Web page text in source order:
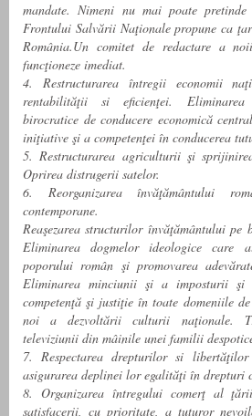
mandate. Nimeni nu mai poate
Frontului Salvării Naţionale propune ca
România.Un comitet de redactare a
funcţioneze imediat.
4. Restructurarea întregii economii
rentabilităţii si eficienţei. Eliminarea
birocratice de conducere economică
iniţiative şi a competenţei în conducerea
5. Restructurarea agriculturii şi
Oprirea distrugerii satelor.
6. Reorganizarea învăţământului
contemporane.
Reaşezarea structurilor învăţământului pe
Eliminarea dogmelor ideologice care
poporului român şi promovarea
Eliminarea minciunii şi a imposturii şi
competenţă şi justiţie în toate domeniile
noi a dezvoltării culturii naţionale.
televiziunii din mâinile unei familii
7. Respectarea drepturilor si
asigurarea deplinei lor egalităţi în drepturi
8. Organizarea întregului comerţ al
satisfacerii, cu prioritate, a tuturor